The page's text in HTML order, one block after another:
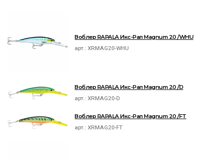
Воблер RAPALA Икс-Рап Magnum 20 /WHU
арт.:XRMAG20-WHU
Воблер RAPALA Икс-Рап Magnum 20 /D
арт.:XRMAG20-D
Воблер RAPALA Икс-Рап Magnum 20 /FT
арт.:XRMAG20-FT